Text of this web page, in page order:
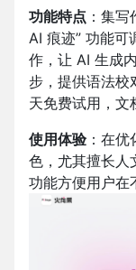
功能特点 ：集
AI 痕迹” 功能可
作，让 AI 生成
步，提供语法校
天免费试用，文
使用体验：在优
色，尤其擅长人
功能方便用户在